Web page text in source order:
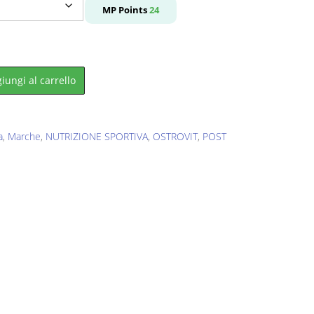
MP Points24
al carrello
, Marche, NUTRIZIONE SPORTIVA, OSTROVIT, POST